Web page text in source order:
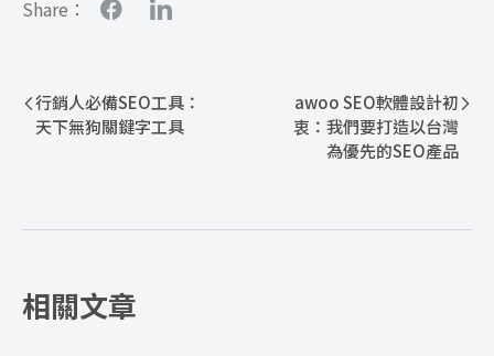
Share：
行銷人必備SEO工具：
天下無狗關鍵字工具
awoo SEO軟體設計初
衷：我們要打造以台灣
為優先的SEO產品
相關文章